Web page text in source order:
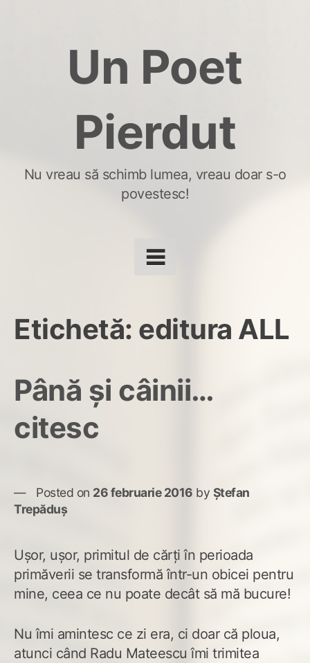
Un Poet
Pierdut
Nu vreau să schimb lumea, vreau doar s-o
povestesc!
Etichetă: editura ALL
Până și câinii…
citesc
Posted on 26 februarie 2016 by Ștefan
Trepăduș
Ușor, ușor, primitul de cărți în perioada
primăverii se transformă într-un obicei pentru
mine, ceea ce nu poate decât să mă bucure!
Nu îmi amintesc ce zi era, ci doar că ploua,
atunci când Radu Mateescu îmi trimitea